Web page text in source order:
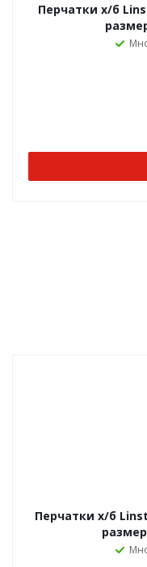
Перчатки х/б
Перчатки х/б